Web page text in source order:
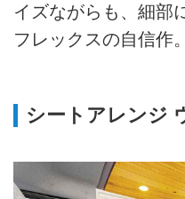
イズながらも、細部
フレックスの自信作
シートアレンジ